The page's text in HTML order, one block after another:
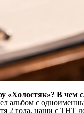
В чем
альбом с
2 года, наши с ТНТ